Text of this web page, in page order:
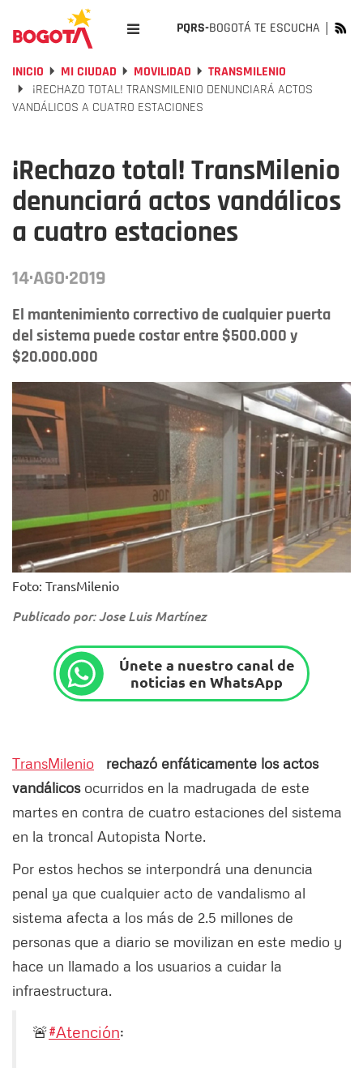
PQRS-BOGOTÁ TE ESCUCHA
INICIO MI CIUDAD MOVILIDAD
TRANSMILENIO
¡RECHAZO TOTAL! TRANSMILENIO DENUNCIARÁ ACTOS
VANDÁLICOS A CUATRO ESTACIONES
¡Rechazo total! TransMilenio
denunciará actos vandálicos
a cuatro estaciones
14·AGO·2019
El mantenimiento correctivo de cualquier puerta
del sistema puede costar entre $500.000 y
$20.000.000
Foto: TransMilenio
Publicado por: Jose Luis Martínez
Únete a nuestro canal de
noticias en WhatsApp
TransMilenio
rechazó enfáticamente los actos
vandálicosocurridos en la madrugada de este
martes en contra de cuatro estaciones del sistema
en la troncal Autopista Norte.
Por estos hechos se interpondrá una denuncia
penal ya que cualquier acto de vandalismo al
sistema afecta a los más de 2.5 millones de
personas que a diario se movilizan en este medio y
hace un llamado a los usuarios a cuidar la
infraestructura.
🚨#Atención: